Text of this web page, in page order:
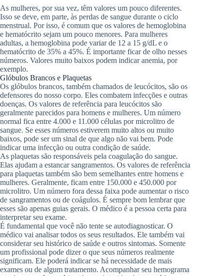
As mulheres, por sua vez, têm valores um pouco diferentes.
Isso se deve, em parte, às perdas de sangue durante o ciclo
menstrual. Por isso, é comum que os valores de hemoglobina
e hematócrito sejam um pouco menores. Para mulheres
adultas, a hemoglobina pode variar de 12 a 15 g/dL e o
hematócrito de 35% a 45%. É importante ficar de olho nesses
números. Valores muito baixos podem indicar anemia, por
exemplo.
Glóbulos Brancos e Plaquetas
Os glóbulos brancos, também chamados de leucócitos, são os
defensores do nosso corpo. Eles combatem infecções e outras
doenças. Os valores de referência para leucócitos são
geralmente parecidos para homens e mulheres. Um número
normal fica entre 4.000 e 11.000 células por microlitro de
sangue. Se esses números estiverem muito altos ou muito
baixos, pode ser um sinal de que algo não vai bem. Pode
indicar uma infecção ou outra condição de saúde.
As plaquetas são responsáveis pela coagulação do sangue.
Elas ajudam a estancar sangramentos. Os valores de referência
para plaquetas também são bem semelhantes entre homens e
mulheres. Geralmente, ficam entre 150.000 e 450.000 por
microlitro. Um número fora dessa faixa pode aumentar o risco
de sangramentos ou de coágulos. É sempre bom lembrar que
esses são apenas guias gerais. O médico é a pessoa certa para
interpretar seu exame.
É fundamental que você não tente se autodiagnosticar. O
médico vai analisar todos os seus resultados. Ele também vai
considerar seu histórico de saúde e outros sintomas. Somente
um profissional pode dizer o que seus números realmente
significam. Ele poderá indicar se há necessidade de mais
exames ou de algum tratamento. Acompanhar seu hemograma